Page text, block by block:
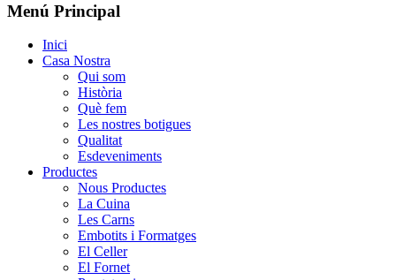
Menú Principal
Inici
Casa Nostra
Qui som
Història
Què fem
Les nostres botigues
Qualitat
Esdeveniments
Productes
Nous Productes
La Cuina
Les Carns
Embotits i Formatges
El Celler
El Fornet